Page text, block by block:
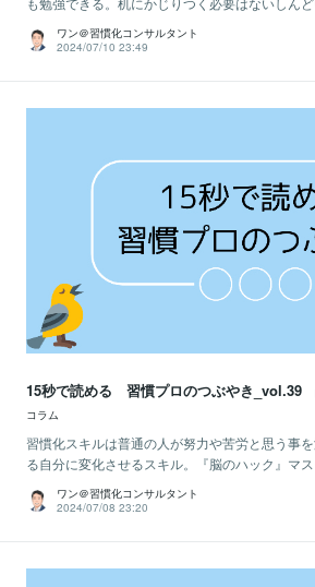
ワン＠習慣化コンサルタント
2024/07/10 23:49
15秒で読める 習慣プロのつぶやき_vol.39
コラム
習慣化スキルは普通の人が努力や苦労と思う事
る自分に変化させるスキル。『脳のハック』マ
ワン＠習慣化コンサルタント
2024/07/08 23:20